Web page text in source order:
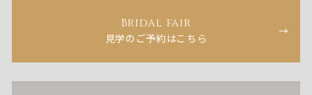
Bridal fair
見学のご予約はこちら